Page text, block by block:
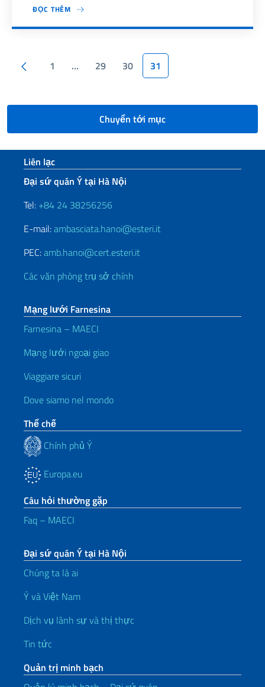
ĐỌC THÊM
Pagination
Trang trước
1 … 29 30 31
Chuyển tới mục
Sezione footer
Liên lạc
Đại sứ quán Ý tại Hà Nội
Tel: +84 24 38256256
E-mail:ambasciata.hanoi@esteri.it
PEC:amb.hanoi@cert.esteri.it
Các văn phòng trụ sở chính
Mạng lưới Farnesina
Farnesina – MAECI
Mạng lưới ngoại giao
Viaggiare sicuri
Dove siamo nel mondo
Thể chế
Chính phủ Ý
Europa.eu
Câu hỏi thường gặp
Faq – MAECI
Đại sứ quán Ý tại Hà Nội
Chúng ta là ai
Ý và Việt Nam
Dịch vụ lãnh sự và thị thực
Tin tức
Quản trị minh bạch